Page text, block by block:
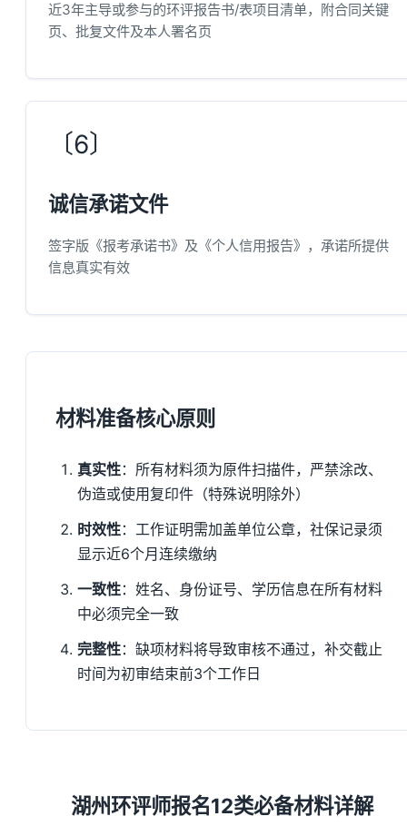
近3年主导或参与的环评报告书/表项目清单，附合同关键
页、批复文件及本人署名页
〔6〕
诚信承诺文件
签字版《报考承诺书》及《个人信用报告》，承诺所提供
信息真实有效
材料准备核心原则
真实性：所有材料须为原件扫描件，严禁涂改、
伪造或使用复印件（特殊说明除外）
时效性：工作证明需加盖单位公章，社保记录须
显示近6个月连续缴纳
一致性：姓名、身份证号、学历信息在所有材料
中必须完全一致
完整性：缺项材料将导致审核不通过，补交截止
时间为初审结束前3个工作日
湖州环评师报名12类必备材料详解